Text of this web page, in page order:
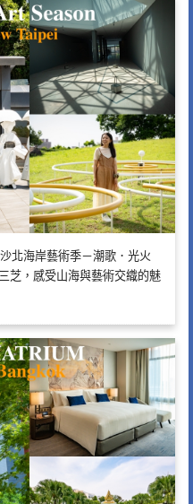
北海岸藝術季－潮歌．光火
芝，感受山海與藝術交織的魅